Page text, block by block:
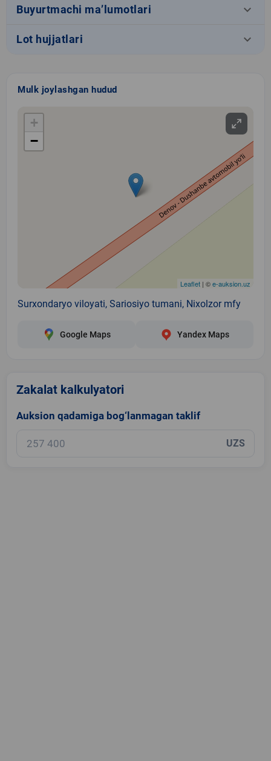
Buyurtmachi ma’lumotlari keyboard_arrow_down
Lot hujjatlari keyboard_arrow_down
Mulk joylashgan hudud
+
−
Leaflet | ©e-auksion.uz
Surxondaryo viloyati, Sariosiyo tumani, Nixolzor mfy
Google Maps Yandex Maps
Zakalat kalkulyatori
Auksion qadamiga bog‘lanmagan taklif
UZS